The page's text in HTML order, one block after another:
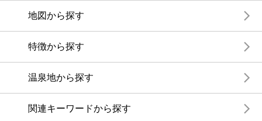
地図から探す
特徴から探す
温泉地から探す
関連キーワードから探す